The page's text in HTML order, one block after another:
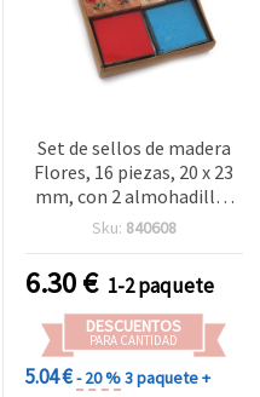
Set de sellos de madera
Flores, 16 piezas, 20 x 23
mm, con 2 almohadillas
de tinta en 2 colores, 34 x
Sku: 840608
6.30€ 1-2 paquete
DESCUENTOS
PARA CANTIDAD
5.04 €- 20 %3 paquete +